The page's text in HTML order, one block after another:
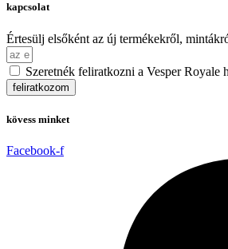
kapcsolat
Értesülj elsőként az új termékekről,
Szeretnék feliratkozni a Vesper Royale
feliratkozom
kövess minket
Facebook-f